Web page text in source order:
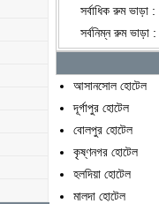
সর্বাধিক রুম
সর্বনিম্ন রুম
আসানসোল হোটেল
দূর্গাপুর হোটেল
বোলপুর হোটেল
কৃষ্ণনগর হোটেল
হলদিয়া হোটেল
মালদা হোটেল